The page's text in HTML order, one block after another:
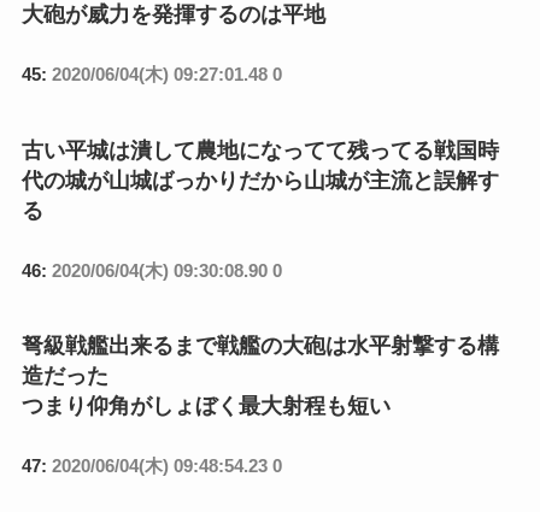
大砲が威力を発揮するのは平地
45: 2020/06/04(木) 09:27:01.48 0
古い平城は潰して農地になってて残ってる戦国時
代の城が山城ばっかりだから山城が主流と誤解す
る
46: 2020/06/04(木) 09:30:08.90 0
弩級戦艦出来るまで戦艦の大砲は水平射撃する構
造だった
つまり仰角がしょぼく最大射程も短い
47: 2020/06/04(木) 09:48:54.23 0